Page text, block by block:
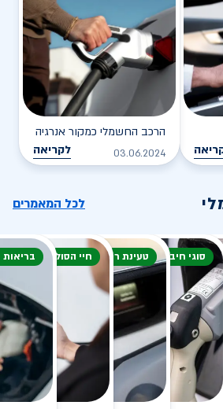
הרכב החשמלי כמקור אנרגיה
03.06.2024 לקריאה
לכל המאמרים
סוגי חיבור טעינת רכב חשמליחיי הסוללה